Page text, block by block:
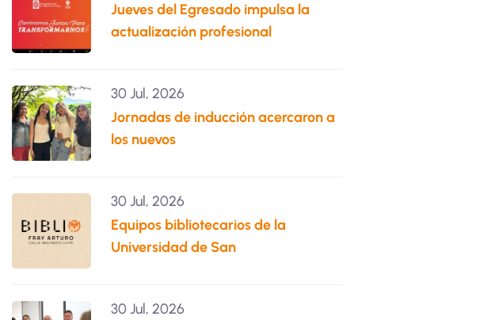
Jueves del Egresado impulsa la
actualización profesional
30 Jul, 2026
Jornadas de inducción acercaron a
los nuevos
30 Jul, 2026
Equipos bibliotecarios de la
Universidad de San
30 Jul, 2026